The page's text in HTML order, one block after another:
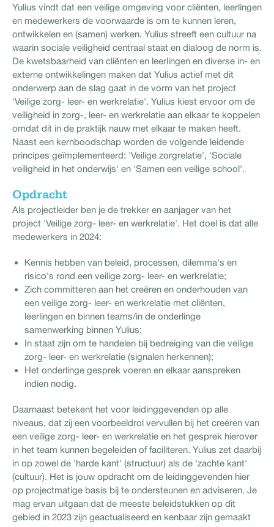
Yulius vindt dat een veilige omgeving voor cliënten, leerlingen
en medewerkers de voorwaarde is om te kunnen leren,
ontwikkelen en (samen) werken. Yulius streeft een cultuur na
waarin sociale veiligheid centraal staat en dialoog de norm is.
De kwetsbaarheid van cliënten en leerlingen en diverse in- en
externe ontwikkelingen maken dat Yulius actief met dit
onderwerp aan de slag gaat in de vorm van het project
'Veilige zorg- leer- en werkrelatie'. Yulius kiest ervoor om de
veiligheid in zorg-, leer- en werkrelatie aan elkaar te koppelen
omdat dit in de praktijk nauw met elkaar te maken heeft.
Naast een kernboodschap worden de volgende leidende
principes geïmplementeerd: 'Veilige zorgrelatie', 'Sociale
veiligheid in het onderwijs' en 'Samen een veilige school'.
Opdracht
Als projectleider ben je de trekker en aanjager van het
project 'Veilige zorg- leer- en werkrelatie'. Het doel is dat alle
medewerkers in 2024:
Kennis hebben van beleid, processen, dilemma's en
risico's rond een veilige zorg- leer- en werkrelatie;
Zich committeren aan het creëren en onderhouden van
een veilige zorg- leer- en werkrelatie met cliënten,
leerlingen en binnen teams/in de onderlinge
samenwerking binnen Yulius;
In staat zijn om te handelen bij bedreiging van die veilige
zorg- leer- en werkrelatie (signalen herkennen);
Het onderlinge gesprek voeren en elkaar aanspreken
indien nodig.
Daarnaast betekent het voor leidinggevenden op alle
niveaus, dat zij een voorbeeldrol vervullen bij het creëren van
een veilige zorg- leer- en werkrelatie en het gesprek hierover
in het team kunnen begeleiden of faciliteren. Yulius zet daarbij
in op zowel de 'harde kant' (structuur) als de 'zachte kant'
(cultuur). Het is jouw opdracht om de leidinggevenden hier
op projectmatige basis bij te ondersteunen en adviseren. Je
mag ervan uitgaan dat de meeste beleidstukken op dit
gebied in 2023 zijn geactualiseerd en kenbaar zijn gemaakt